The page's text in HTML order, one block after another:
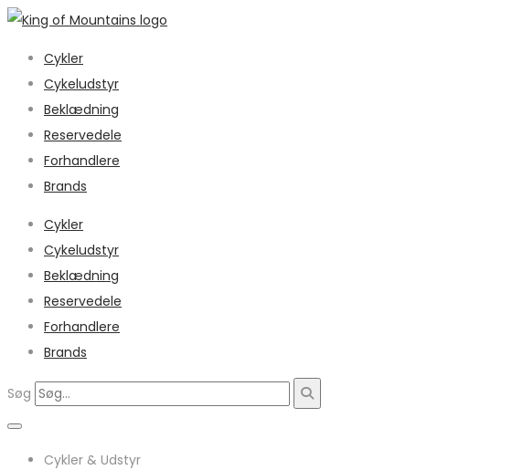
Cykler
Cykeludstyr
Beklædning
Reservedele
Forhandlere
Brands
Cykler
Cykeludstyr
Beklædning
Reservedele
Forhandlere
Brands
Søg
Cykler & Udstyr